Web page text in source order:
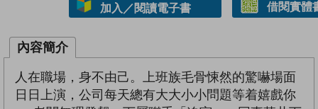
加入／閱讀電子書 借閱實體
內容簡介
人在職場，身不由己。上班族毛骨悚然的驚嚇場面
日日上演，公司每天總有大大小小問題等着嬉戲你